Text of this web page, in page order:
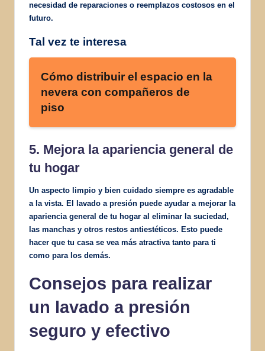
necesidad de reparaciones o reemplazos costosos en el
futuro.
Tal vez te interesa
Cómo distribuir el espacio en la
nevera con compañeros de
piso
5. Mejora la apariencia general de
tu hogar
Un aspecto limpio y bien cuidado siempre es agradable
a la vista. El lavado a presión puede ayudar a mejorar la
apariencia general de tu hogar al eliminar la suciedad,
las manchas y otros restos antiestéticos. Esto puede
hacer que tu casa se vea más atractiva tanto para ti
como para los demás.
Consejos para realizar
un lavado a presión
seguro y efectivo